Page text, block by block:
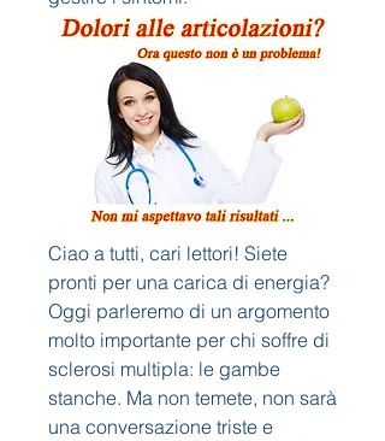
Ciao a tutti, cari lettori! Siete
pronti per una carica di energia?
Oggi parleremo di un argomento
molto importante per chi soffre di
sclerosi multipla: le gambe
stanche. Ma non temete, non sarà
una conversazione triste e